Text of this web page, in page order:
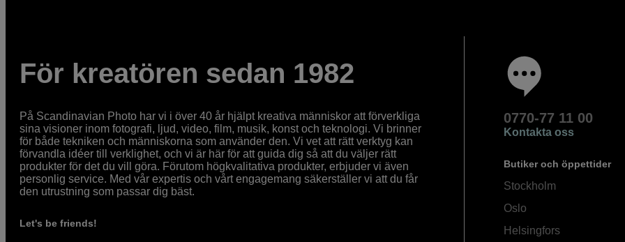
För kreatören sedan 1982
På Scandinavian Photo har vi i över 40 år hjälpt kreativa människor att förverkliga
sina visioner inom fotografi, ljud, video, film, musik, konst och teknologi. Vi brinner
för både tekniken och människorna som använder den. Vi vet att rätt verktyg kan
förvandla idéer till verklighet, och vi är här för att guida dig så att du väljer rätt
produkter för det du vill göra. Förutom högkvalitativa produkter, erbjuder vi även
personlig service. Med vår expertis och vårt engagemang säkerställer vi att du får
den utrustning som passar dig bäst.
Let's be friends!
0770-77 11 00
Kontakta oss
Butiker och öppettider
Stockholm
Oslo
Helsingfors